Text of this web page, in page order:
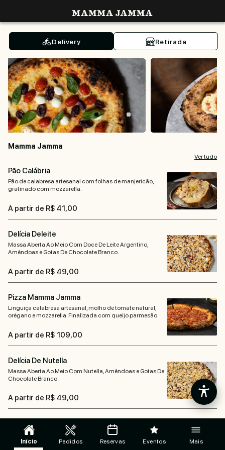
Mamma Jamma
Delivery Retirada
Mamma Jamma
Ver tudo
Pão Calábria
Pão de calabresa artesanal com folhas de manjericão,
gratinado com mozzarella.
A partir de R$ 41,00
Delícia Deleite
Massa Aberta Ao Meio Com Doce De Leite Argentino,
Amêndoas e Gotas De Chocolate Branco.
A partir de R$ 49,00
Pizza Mamma Jamma
Linguiça calabresa artesanal, molho de tomate natural,
orégano e mozzarella. Finalizada com queijo parmesão.
A partir de R$ 109,00
Delícia De Nutella
Massa Aberta Ao Meio Com Nutella, Amêndoas e Gotas De
Chocolate Branco.
A partir de R$ 49,00
Pizza Mamma Pepe
Linguiça calabresa artesanal, mozzarella de búfala,
Catupiry️. Finalizada com pimenta do reino.
Início Pedidos Reservas Eventos Mais